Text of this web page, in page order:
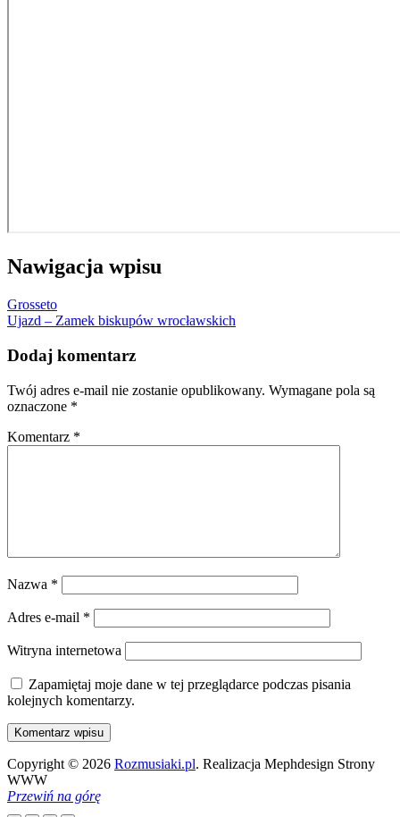
Nawigacja wpisu
Grosseto
Ujazd – Zamek biskupów wrocławskich
Dodaj komentarz
Twój adres e-mail nie zostanie opublikowany. Wymagane pola są
oznaczone *
Komentarz *
Nazwa *
Adres e-mail *
Witryna internetowa
Zapamiętaj moje dane w tej przeglądarce podczas pisania
kolejnych komentarzy.
Copyright © 2026 Rozmusiaki.pl. Realizacja Mephdesign Strony
WWW
Przewiń na górę